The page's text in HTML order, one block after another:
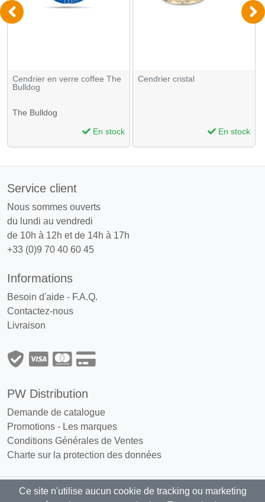
Cendrier en verre coffee The
Bulldog
The Bulldog
En stock
Cendrier cristal
En stock
Service client
Nous sommes ouverts
du lundi au vendredi
de 10h à 12h et de 14h à 17h
+33 (0)9 70 40 60 45
Informations
Besoin d'aide - F.A.Q.
Contactez-nous
Livraison
PW Distribution
Demande de catalogue
Promotions - Les marques
Conditions Générales de Ventes
Charte sur la protection des données
Ce site n'utilise aucun cookie de tracking ou marketing